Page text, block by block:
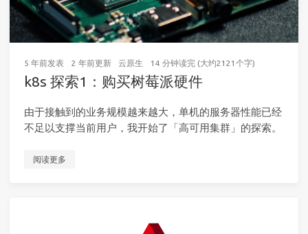
5 年前发表 2 年前更新 云原生 14 分钟读完 (大约2121个字)
k8s 探索1：购买树莓派硬件
由于接触到的业务规模越来越大，单机的服务器性能已经
不足以支撑当前用户，我开始了「高可用集群」的探索。
阅读更多